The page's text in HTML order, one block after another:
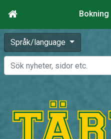
Bokning
Språk/language